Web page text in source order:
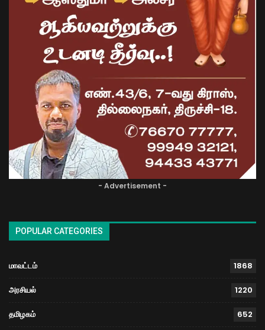
- Advertisement -
POPULAR CATEGORIES
மாவட்டம் 1868
அரசியல் 1220
தமிழகம் 652